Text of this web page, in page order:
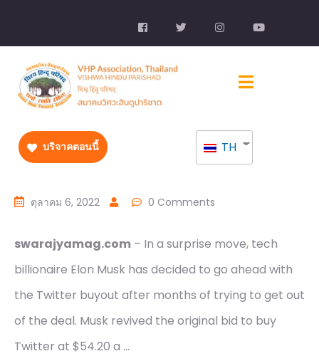
บริจาคตอนนี้ TH
ตุลาคม 6, 2022 0 Comments
swarajyamag.com – In a surprise move, tech
billionaire Elon Musk has decided to go ahead with
the Twitter buyout after months of trying to get out
of the deal. Musk revived the original bid to buy
Twitter at $54.20 a …